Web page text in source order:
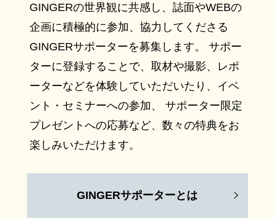
GINGERの世界観に共感し、誌面やWEBの
企画に積極的に参加、協力してくださる
GINGERサポーターを募集します。 サポー
ターに登録することで、取材や撮影、レポ
ーターなどを体験していただいたり、イベ
ント・セミナーへの参加、 サポーター限定
プレゼントへの応募など、数々の特典をお
楽しみいただけます。
GINGERサポーターとは